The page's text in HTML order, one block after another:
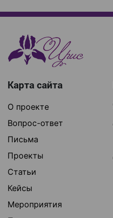
Карта сайта
О проекте
Вопрос-ответ
Письма
Проекты
Статьи
Кейсы
Мероприятия